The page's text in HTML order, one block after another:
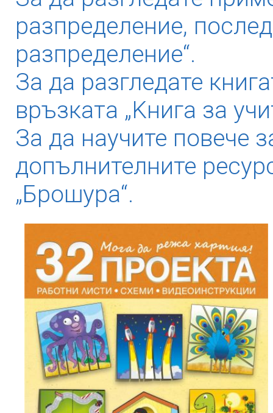
разпределение,
разпределение“.
За да разгледате
връзката „Kнига за
За да научите повече
допълнителните
„Брошура“.